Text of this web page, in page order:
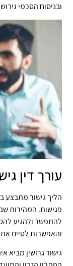
ובניסוח הסכמי
עורך דין
הליך גישור מתבצע
פגישות. המהירות
להתפשר ולהגיע
והאפשרות לסיים
גישור גרושין מביא